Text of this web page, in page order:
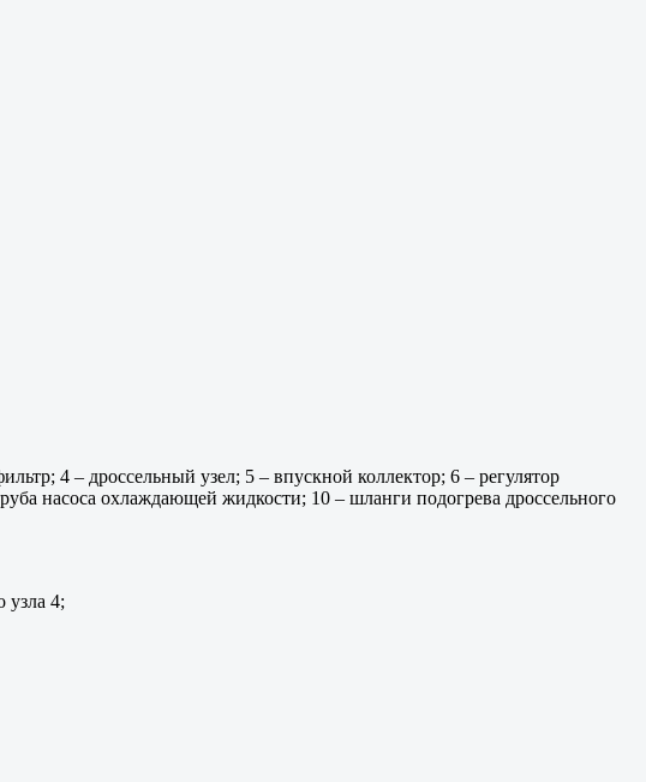
4 – дроссельный узел; 5 – впускной коллектор; 6 – регулятор
насоса охлаждающей жидкости; 10 – шланги подогрева дроссельного
узла 4;